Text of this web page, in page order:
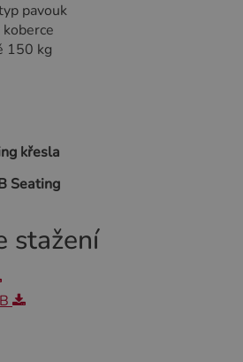
pavouk
150 kg
stažení